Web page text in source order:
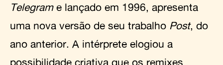
Telegrame lançado em 1996, apresenta
uma nova versão de seu trabalho Post, do
ano anterior. A intérprete elogiou a
possibilidade criativa que os remixes